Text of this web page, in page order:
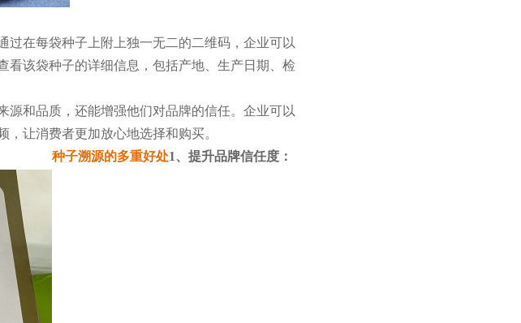
在每袋种子上附上独一无二的二维码，企业可以
看该袋种子的详细信息，包括产地、生产日期、检
和品质，还能增强他们对品牌的信任。企业可以
让消费者更加放心地选择和购买。
种子溯源的多重好处1、 提升品牌信任度：